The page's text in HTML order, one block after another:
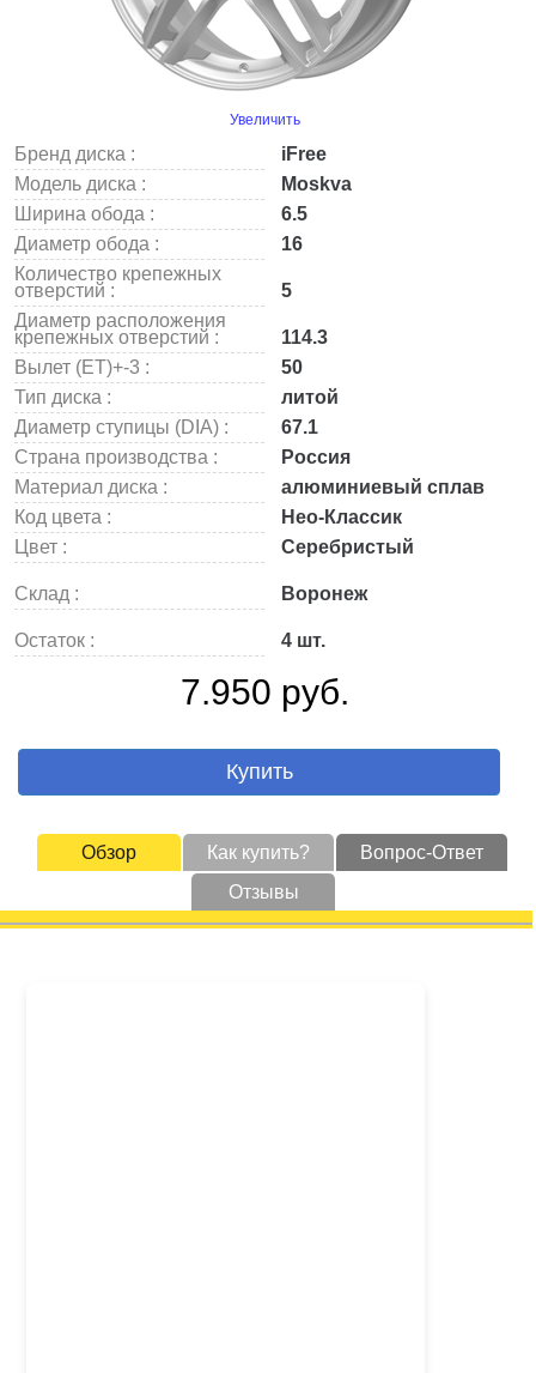
Увеличить
Бренд диска :
iFree
Модель диска :
Moskva
Ширина обода :
6.5
Диаметр обода :
16
Количество крепежных
отверстий :
5
Диаметр расположения
крепежных отверстий :
114.3
Вылет (ET)+-3 :
50
Тип диска :
литой
Диаметр ступицы (DIA) :
67.1
Страна производства :
Россия
Материал диска :
алюминиевый сплав
Код цвета :
Нео-Классик
Цвет :
Серебристый
Склад : Воронеж
Остаток : 4 шт.
7.950 руб.
Купить
Обзор Как купить?
Вопрос-Ответ
Отзывы